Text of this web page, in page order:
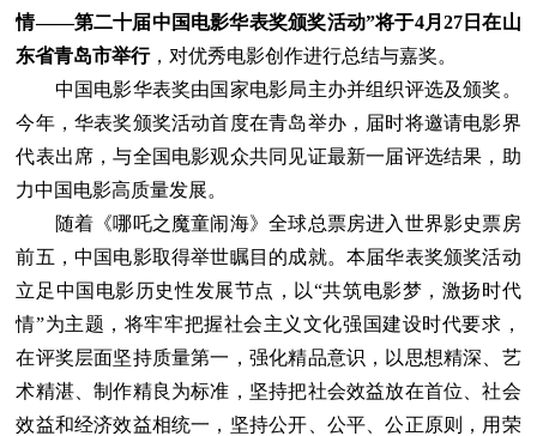
情——第二十届中国电影华表奖颁奖活动”将于4月27日在山
东省青岛市举行，对优秀电影创作进行总结与嘉奖。
中国电影华表奖由国家电影局主办并组织评选及颁奖。
今年，华表奖颁奖活动首度在青岛举办，届时将邀请电影界
代表出席，与全国电影观众共同见证最新一届评选结果，助
力中国电影高质量发展。
随着《哪吒之魔童闹海》全球总票房进入世界影史票房
前五，中国电影取得举世瞩目的成就。本届华表奖颁奖活动
立足中国电影历史性发展节点，以“共筑电影梦，激扬时代
情”为主题，将牢牢把握社会主义文化强国建设时代要求，
在评奖层面坚持质量第一，强化精品意识，以思想精深、艺
术精湛、制作精良为标准，坚持把社会效益放在首位、社会
效益和经济效益相统一，坚持公开、公平、公正原则，用荣